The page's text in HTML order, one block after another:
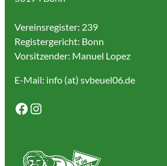
Vereinsregister: 239
Registergericht: Bonn
Vorsitzender: Manuel Lopez
E-Mail: info (at) svbeuel06.de
Facebook Instagram